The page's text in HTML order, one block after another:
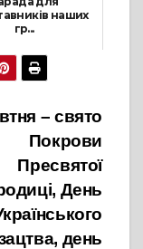
наших
гр...
2026
– свято
Покрови
Пресвятої
День
день